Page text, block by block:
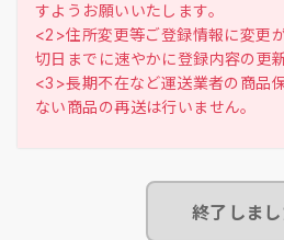
すようお願いいたします。
<2>住所変更等ご登録情報に変更
切日までに速やかに登録内容の更
<3>長期不在など運送業者の商品
ない商品の再送は行いません。
終了しま